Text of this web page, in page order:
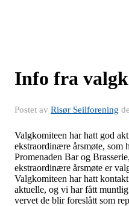
Info fra
Postet av Risør Seilforening
Valgkomiteen har hatt god
ekstraordinære årsmøte, som
Promenaden Bar og
ekstraordinære årsmøte er
Valgkomiteen har hatt
aktuelle, og vi har fått
vervet de blir foreslått som